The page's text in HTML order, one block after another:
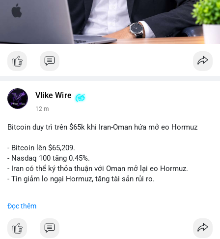
Vlike Wire
13 m
Bitcoin duy trì trên $65k khi Iran-Oman hứa mở eo Hormuz
- Bitcoin lên $65,209.
- Nasdaq 100 tăng 0.45%.
- Iran có thể ký thỏa thuận với Oman mở lại eo Hormuz.
- Tin giảm lo ngại Hormuz, tăng tài sản rủi ro.
Đọc thêm